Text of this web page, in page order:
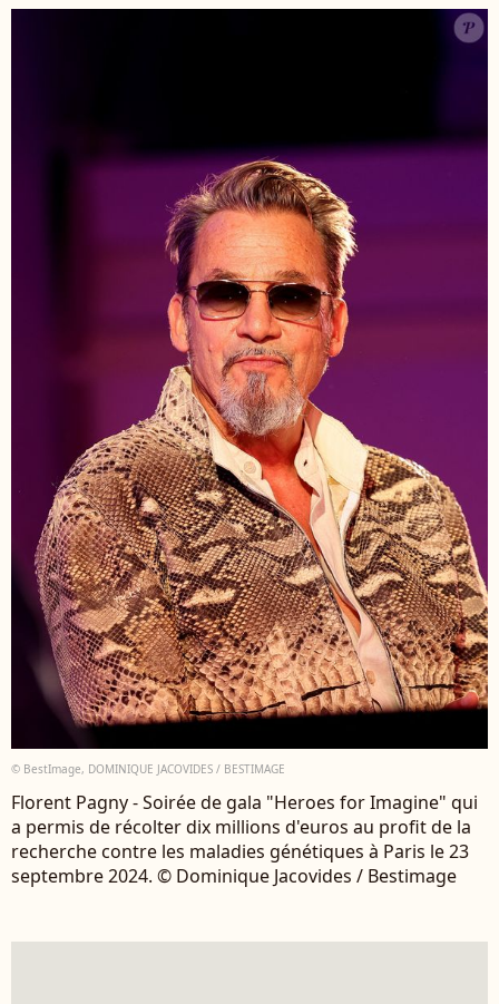
© BestImage, DOMINIQUE JACOVIDES / BESTIMAGE
Florent Pagny - Soirée de gala "Heroes for Imagine" qui
a permis de récolter dix millions d'euros au profit de la
recherche contre les maladies génétiques à Paris le 23
septembre 2024. © Dominique Jacovides / Bestimage